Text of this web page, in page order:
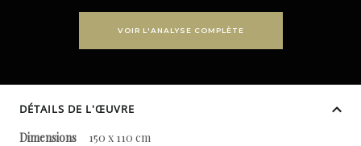
VOIR L'ANALYSE COMPLÈTE
DÉTAILS DE L'ŒUVRE
Dimensions
150 x 110 cm